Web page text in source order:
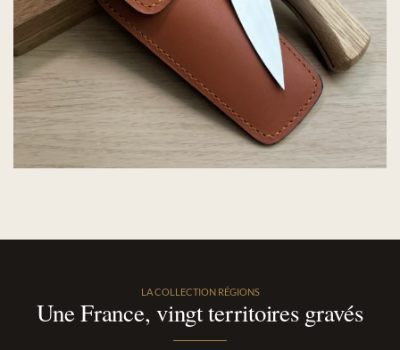
LA COLLECTION RÉGIONS
Une France, vingt territoires gravés